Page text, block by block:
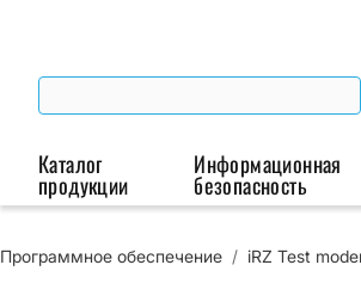
Каталог
продукции
Беспроводная связь
Информационная
безопасность
Программное обеспечение / iRZ Test